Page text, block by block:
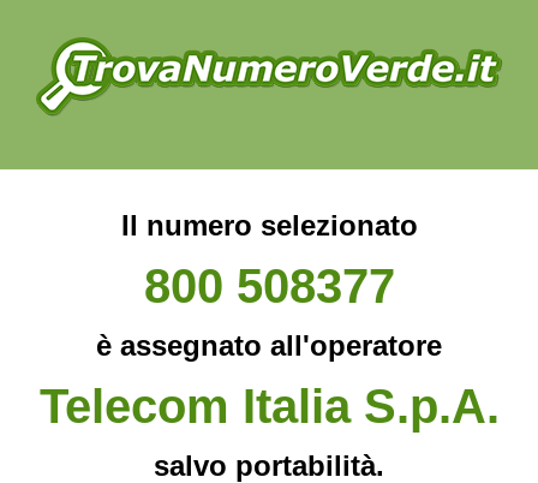
Il numero selezionato
800 508377
è assegnato all'operatore
Telecom Italia S.p.A.
salvo portabilità.